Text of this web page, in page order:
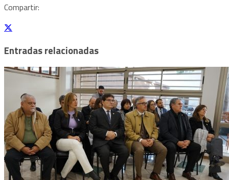
Compartir:
Entradas relacionadas